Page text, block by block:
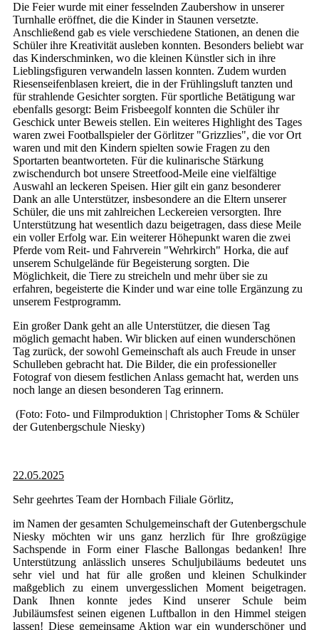
Die Feier wurde mit einer fesselnden Zaubershow in unserer
Turnhalle eröffnet, die die Kinder in Staunen versetzte.
Anschließend gab es viele verschiedene Stationen, an denen die
Schüler ihre Kreativität ausleben konnten. Besonders beliebt war
das Kinderschminken, wo die kleinen Künstler sich in ihre
Lieblingsfiguren verwandeln lassen konnten. Zudem wurden
Riesenseifenblasen kreiert, die in der Frühlingsluft tanzten und
für strahlende Gesichter sorgten. Für sportliche Betätigung war
ebenfalls gesorgt: Beim Frisbeegolf konnten die Schüler ihr
Geschick unter Beweis stellen. Ein weiteres Highlight des Tages
waren zwei Footballspieler der Görlitzer "Grizzlies", die vor Ort
waren und mit den Kindern spielten sowie Fragen zu den
Sportarten beantworteten. Für die kulinarische Stärkung
zwischendurch bot unsere Streetfood-Meile eine vielfältige
Auswahl an leckeren Speisen. Hier gilt ein ganz besonderer
Dank an alle Unterstützer, insbesondere an die Eltern unserer
Schüler, die uns mit zahlreichen Leckereien versorgten. Ihre
Unterstützung hat wesentlich dazu beigetragen, dass diese Meile
ein voller Erfolg war. Ein weiterer Höhepunkt waren die zwei
Pferde vom Reit- und Fahrverein "Wehrkirch" Horka, die auf
unserem Schulgelände für Begeisterung sorgten. Die
Möglichkeit, die Tiere zu streicheln und mehr über sie zu
erfahren, begeisterte die Kinder und war eine tolle Ergänzung zu
unserem Festprogramm.
Ein großer Dank geht an alle Unterstützer, die diesen Tag
möglich gemacht haben. Wir blicken auf einen wunderschönen
Tag zurück, der sowohl Gemeinschaft als auch Freude in unser
Schulleben gebracht hat. Die Bilder, die ein professioneller
Fotograf von diesem festlichen Anlass gemacht hat, werden uns
noch lange an diesen besonderen Tag erinnern.
(Foto: Foto- und Filmproduktion | Christopher Toms & Schüler
der Gutenbergschule Niesky)
22.05.2025
Sehr geehrtes Team der Hornbach Filiale Görlitz,
im Namen der gesamten Schulgemeinschaft der Gutenbergschule
Niesky möchten wir uns ganz herzlich für Ihre großzügige
Sachspende in Form einer Flasche Ballongas bedanken! Ihre
Unterstützung anlässlich unseres Schuljubiläums bedeutet uns
sehr viel und hat für alle großen und kleinen Schulkinder
maßgeblich zu einem unvergesslichen Moment beigetragen.
Dank Ihnen konnte jedes Kind unserer Schule beim
Jubiläumsfest seinen eigenen Luftballon in den Himmel steigen
lassen! Diese gemeinsame Aktion war ein wunderschöner und